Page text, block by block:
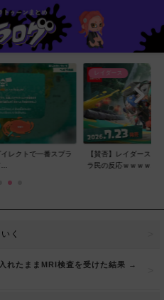
レクトで一番スプラ
レイダース
【賛否】レイダースダ
ラ民の反応ｗｗｗｗ...
く
れたままMRI検査を受けた結果 →